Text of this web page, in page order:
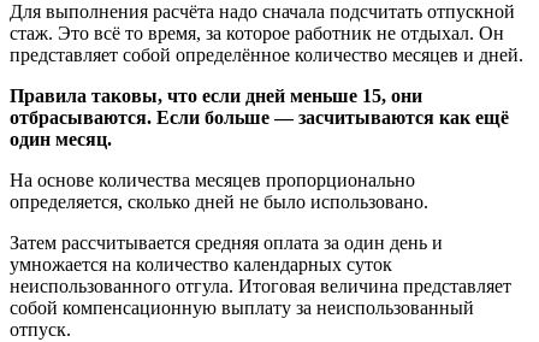
Для выполнения расчёта надо сначала подсчитать отпускной
стаж. Это всё то время, за которое работник не отдыхал. Он
представляет собой определённое количество месяцев и дней.
Правила таковы, что если дней меньше 15, они
отбрасываются. Если больше — засчитываются как ещё
один месяц.
На основе количества месяцев пропорционально
определяется, сколько дней не было использовано.
Затем рассчитывается средняя оплата за один день и
умножается на количество календарных суток
неиспользованного отгула. Итоговая величина представляет
собой компенсационную выплату за неиспользованный
отпуск.